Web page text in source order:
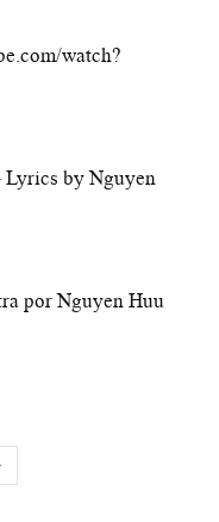
watch?
Lyrics by Nguyen
por Nguyen Huu